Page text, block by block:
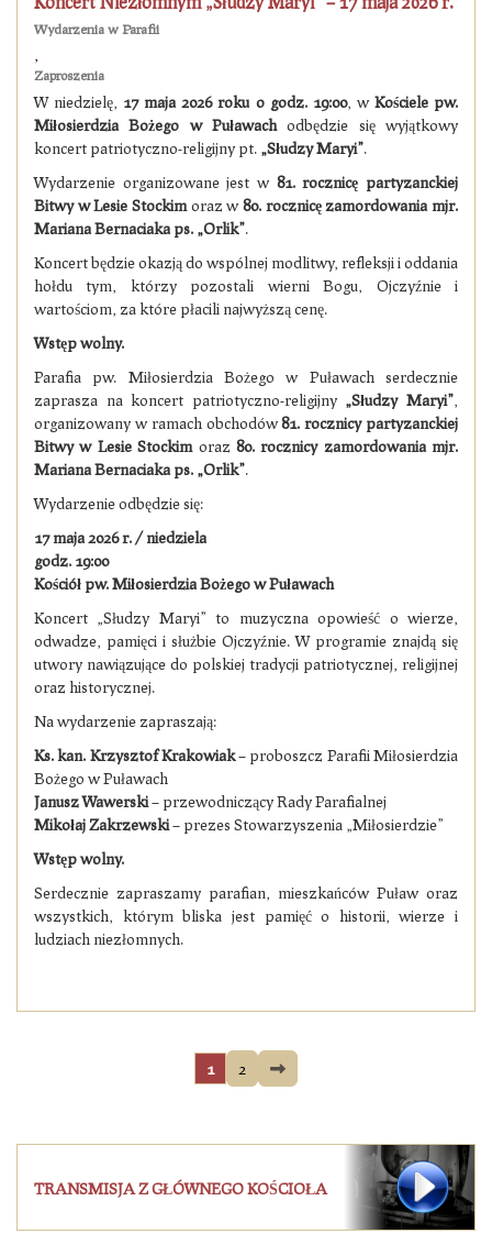
Wydarzenia w Parafii
,
Zaproszenia
W niedzielę, 17 maja 2026 roku o godz. 19:00, w Kościele pw.
Miłosierdzia Bożego w Puławachodbędzie się wyjątkowy
koncert patriotyczno-religijny pt. „Słudzy Maryi”.
Wydarzenie organizowane jest w 81. rocznicę partyzanckiej
Bitwy w Lesie Stockim oraz w80. rocznicę zamordowania mjr.
Mariana Bernaciaka ps. „Orlik”.
Koncert będzie okazją do wspólnej modlitwy, refleksji i oddania
hołdu tym, którzy pozostali wierni Bogu, Ojczyźnie i
wartościom, za które płacili najwyższą cenę.
Wstęp wolny.
Parafia pw. Miłosierdzia Bożego w Puławach serdecznie
zaprasza na koncert patriotyczno-religijny „Słudzy Maryi”,
organizowany w ramach obchodów81. rocznicy partyzanckiej
Bitwy w Lesie Stockim oraz 80. rocznicy zamordowania mjr.
Mariana Bernaciaka ps. „Orlik”.
Wydarzenie odbędzie się:
17 maja 2026 r. / niedziela
godz. 19:00
Kościół pw. Miłosierdzia Bożego w Puławach
Koncert „Słudzy Maryi” to muzyczna opowieść o wierze,
odwadze, pamięci i służbie Ojczyźnie. W programie znajdą się
utwory nawiązujące do polskiej tradycji patriotycznej, religijnej
oraz historycznej.
Na wydarzenie zapraszają:
Ks. kan. Krzysztof Krakowiak– proboszcz Parafii Miłosierdzia
Bożego w Puławach
Janusz Wawerski– przewodniczący Rady Parafialnej
Mikołaj Zakrzewski– prezes Stowarzyszenia „Miłosierdzie”
Wstęp wolny.
Serdecznie zapraszamy parafian, mieszkańców Puław oraz
wszystkich, którym bliska jest pamięć o historii, wierze i
ludziach niezłomnych.
1 2
TRANSMISJA Z GŁÓWNEGO KOŚCIOŁA